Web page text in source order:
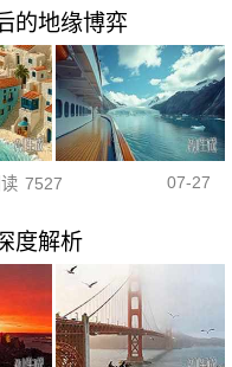
的地缘博弈
7527 07-27
度解析